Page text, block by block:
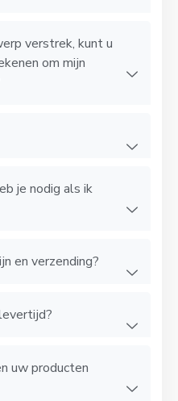
verstrek, kunt u
om mijn
je nodig als ik
en verzending?
uw producten